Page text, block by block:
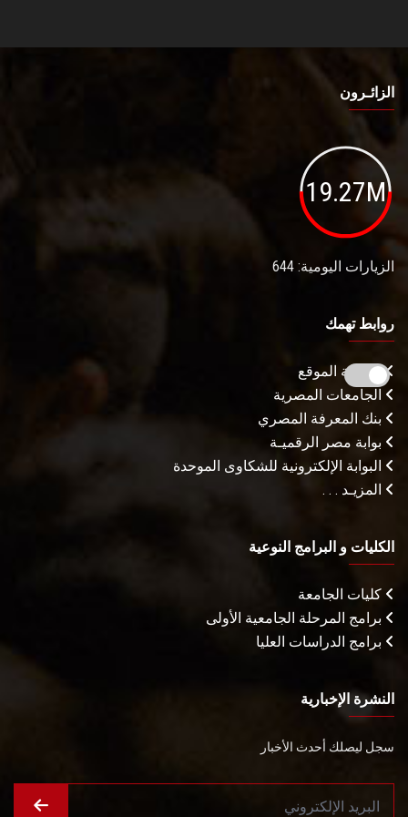
الزائـرون
19.27M
الزيارات اليومية: 644
روابط تهمك
خريطة الموقع
الجامعات المصرية
بنك المعرفة المصري
بوابة مصر الرقميـة
البوابة الإلكترونية للشكاوى الموحدة
المزيـد . . .
الكليات و البرامج النوعية
كليات الجامعة
برامج المرحلة الجامعية الأولى
برامج الدراسات العليا
النشرة الإخبارية
سجل ليصلك أحدث الأخبار